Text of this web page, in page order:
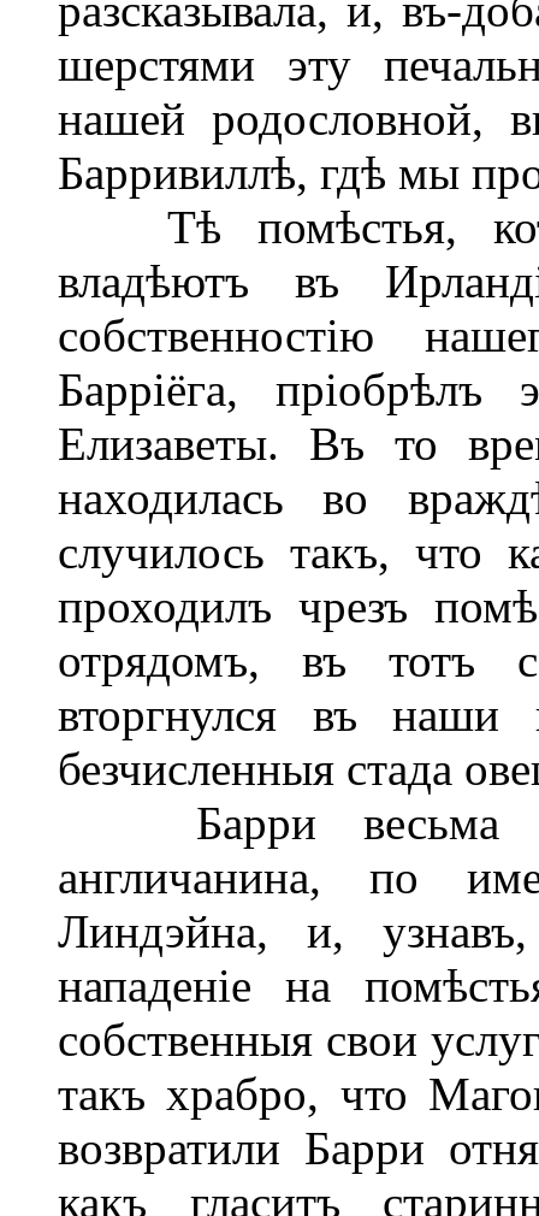
шерстями эту
нашей родословной,
Барривиллѣ, гдѣ мы
Тѣ помѣстья,
владѣютъ въ
собственностію
Барріёга, пріобрѣлъ
Елизаветы. Въ то
находилась во
случилось такъ, что
проходилъ чрезъ
отрядомъ, въ тотъ
вторгнулся въ наши
безчисленныя стада
Барри весьма
англичанина, по
Линдэйна, и,
нападеніе на
собственныя свои
такъ храбро, что
возвратили Барри
какъ гласитъ